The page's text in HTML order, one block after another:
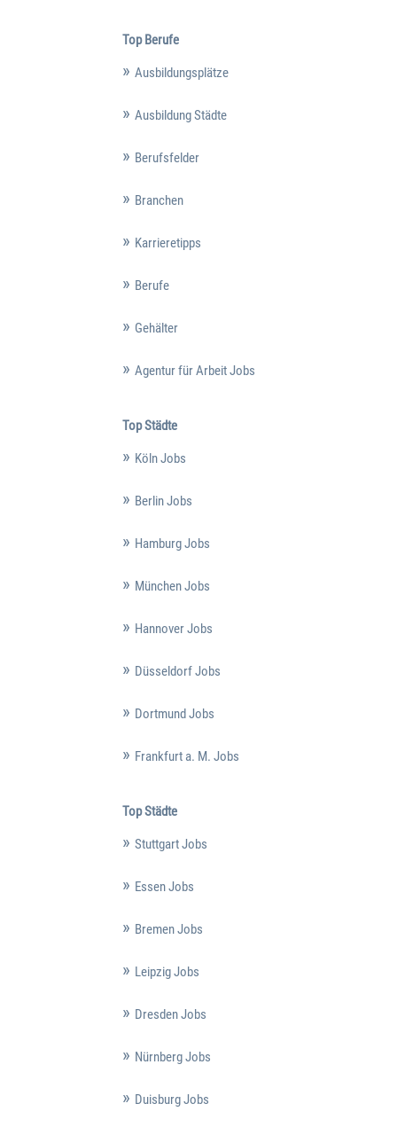
Top Berufe
Ausbildungsplätze
Ausbildung Städte
Berufsfelder
Branchen
Karrieretipps
Berufe
Gehälter
Agentur für Arbeit Jobs
Top Städte
Köln Jobs
Berlin Jobs
Hamburg Jobs
München Jobs
Hannover Jobs
Düsseldorf Jobs
Dortmund Jobs
Frankfurt a. M. Jobs
Top Städte
Stuttgart Jobs
Essen Jobs
Bremen Jobs
Leipzig Jobs
Dresden Jobs
Nürnberg Jobs
Duisburg Jobs